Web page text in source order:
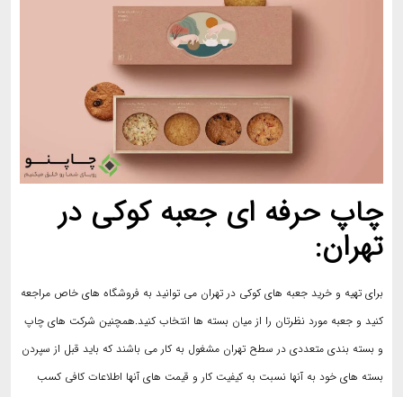
چاپ حرفه ای جعبه کوکی در
تهران:
برای تهیه و خرید جعبه های کوکی در تهران می توانید به فروشگاه های خاص مراجعه
کنید و جعبه مورد نظرتان را از میان بسته ها انتخاب کنید.همچنین شرکت های چاپ
و بسته بندی متعددی در سطح تهران مشغول به کار می باشند که باید قبل از سپردن
بسته های خود به آنها نسبت به کیفیت کار و قیمت های آنها اطلاعات کافی کسب